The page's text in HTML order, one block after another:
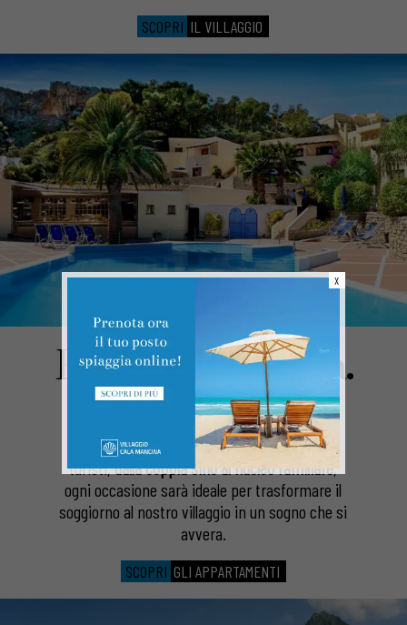
SCOPRI IL VILLAGGIO
Per ogni esigenza.
Relax, divertimento, escursioni, piscina e
spiaggia riservata, per ogni tipologia di
turisti,dalla coppia sino al nucleo familiare,
ogni occasione sarà ideale per trasformare il
soggiorno al nostro villaggio in un sogno che si
avvera.
SCOPRI GLI APPARTAMENTI
X